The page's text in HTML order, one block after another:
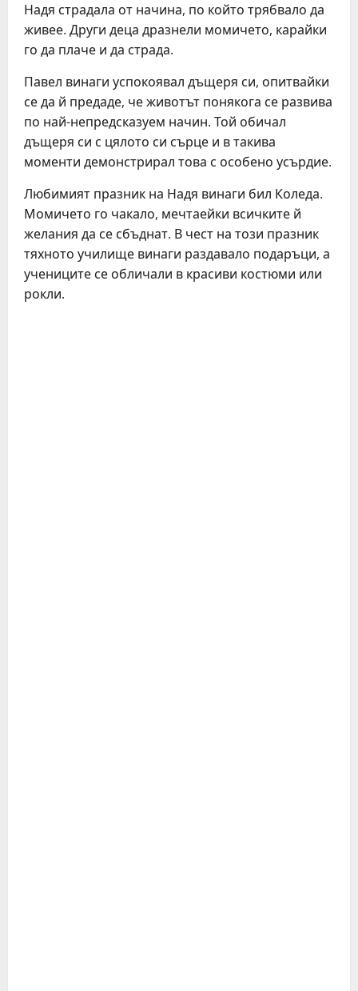
Надя страдала от начина, по който трябвало да
живее. Други деца дразнели момичето, карайки
го да плаче и да страда.
Павел винаги успокоявал дъщеря си, опитвайки
се да й предаде, че животът понякога се развива
по най-непредсказуем начин. Той обичал
дъщеря си с цялото си сърце и в такива
моменти демонстрирал това с особено усърдие.
Любимият празник на Надя винаги бил Коледа.
Момичето го чакало, мечтаейки всичките й
желания да се сбъднат. В чест на този празник
тяхното училище винаги раздавало подаръци, а
учениците се обличали в красиви костюми или
рокли.